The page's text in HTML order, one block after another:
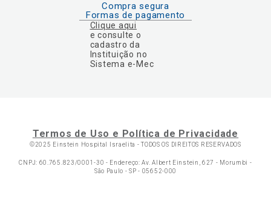
Compra segura
Formas de pagamento
Clique aqui
e consulte o
cadastro da
Instituição no
Sistema e-Mec
Termos de Uso e Política de Privacidade
©2025 Einstein Hospital Israelita -TODOS OS DIREITOS RESERVADOS
CNPJ: 60.765.823/0001-30 - Endereço: Av. Albert Einstein, 627 - Morumbi -
São Paulo - SP - 05652-000